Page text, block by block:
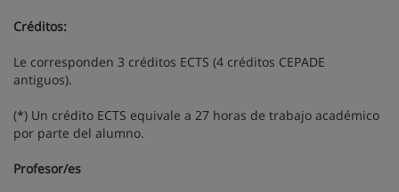
Créditos:
Le corresponden 3 créditos ECTS (4 créditos CEPADE
antiguos).
(*) Un crédito ECTS equivale a 27 horas de trabajo académico
por parte del alumno.
Profesor/es